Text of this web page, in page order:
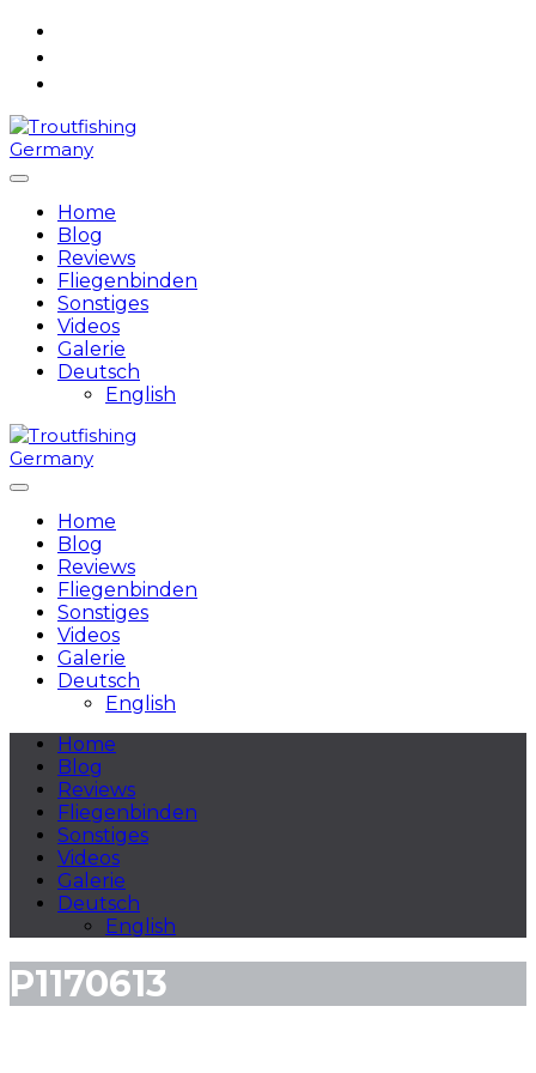
Skip
Home
Blog
Reviews
Fliegenbinden
Sonstiges
Videos
Galerie
Deutsch
English
Home
Blog
Reviews
Fliegenbinden
Sonstiges
Videos
Galerie
Deutsch
English
Home
Blog
Reviews
Fliegenbinden
Sonstiges
Videos
Galerie
Deutsch
English
P1170613